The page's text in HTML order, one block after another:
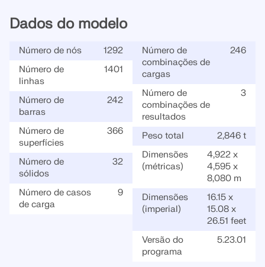
Dados do modelo
Número de nós
1292
Número de
linhas
1401
Número de
barras
242
Número de
superfícies
366
Número de
sólidos
32
Número de casos
de carga
9
Número de
combinações de
cargas
246
Número de
combinações de
resultados
3
Peso total
2,846 t
Dimensões
(métricas)
4,922 x
4,595 x
8,080 m
Dimensões
(imperial)
16.15 x
15.08 x
26.51 feet
Versão do
programa
5.23.01